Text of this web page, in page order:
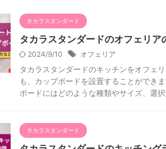
タカラスタンダード
タカラスタンダードのオフェリア
2024/9/10 オフェリア
タカラスタンダードのキッチンをオフェ
も、カップボードを設置することができ
ボードにはどのような種類やサイズ、選
タカラスタンダード